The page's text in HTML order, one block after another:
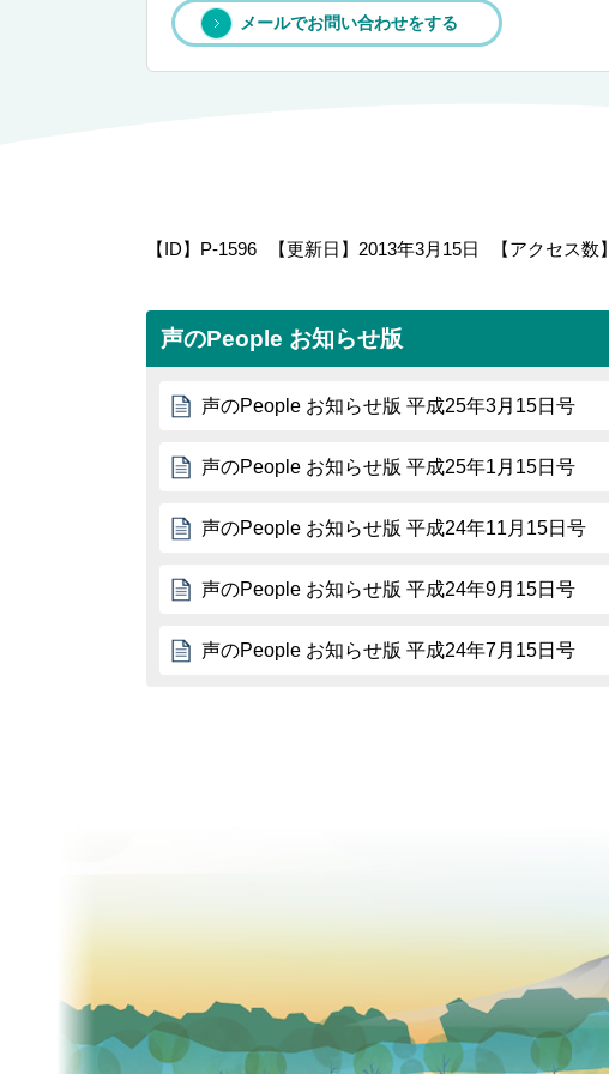
メールでお問い合わせをする
【ID】 P-1596 【更新日】 2013年3月15日 【アクセス数】
声のPeople お知らせ版
声のPeople お知らせ版 平成25年3月15日号
声のPeople お知らせ版 平成25年1月15日号
声のPeople お知らせ版 平成24年11月15日号
声のPeople お知らせ版 平成24年9月15日号
声のPeople お知らせ版 平成24年7月15日号